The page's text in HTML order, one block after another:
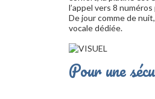
l’appel vers 8
De jour comme de
vocale dédiée.
Pour une